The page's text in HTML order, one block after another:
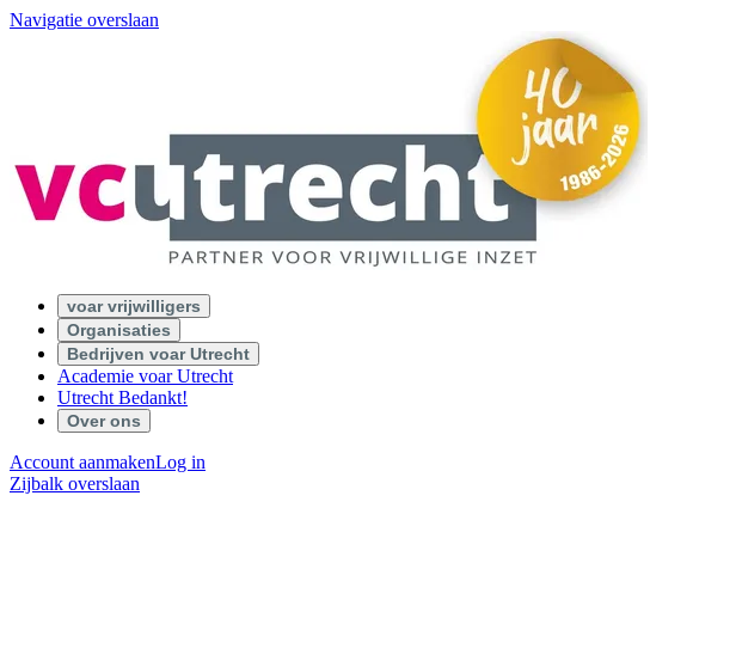
Navigatie overslaan
voar vrijwilligers
Organisaties
Bedrijven voar Utrecht
Academie voar Utrecht
Utrecht Bedankt!
Over ons
Account aanmakenLog in
Zijbalk overslaan